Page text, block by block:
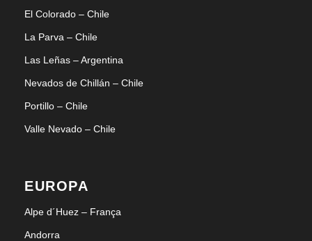
El Colorado – Chile
La Parva – Chile
Las Leñas – Argentina
Nevados de Chillán – Chile
Portillo – Chile
Valle Nevado – Chile
EUROPA
Alpe d´Huez – França
Andorra